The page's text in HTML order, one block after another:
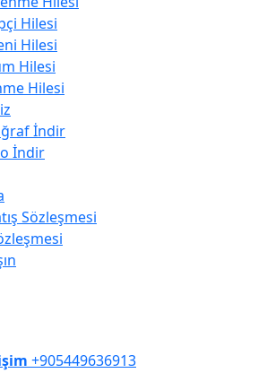
Hilesi
Hilesi
Hilesi
Hilesi
İndir
İndir
Sözleşmesi
+905449636913